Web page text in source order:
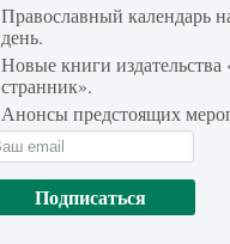
Православный календарь
день.
Новые книги
странник».
Анонсы предстоящих